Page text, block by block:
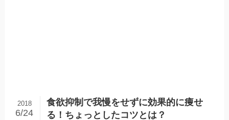
食欲抑制で我慢をせずに効果的に痩せ
る！ちょっとしたコツとは？
2018
6/24